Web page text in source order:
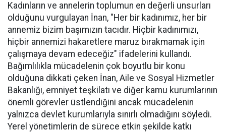
Kadınların ve annelerin toplumun en değerli unsurları
olduğunu vurgulayan İnan, "Her bir kadınımız, her bir
annemiz bizim başımızın tacıdır. Hiçbir kadınımızı,
hiçbir annemizi hakaretlere maruz bırakmamak için
çalışmaya devam edeceğiz" ifadelerini kullandı.
Bağımlılıkla mücadelenin çok boyutlu bir konu
olduğuna dikkati çeken İnan, Aile ve Sosyal Hizmetler
Bakanlığı, emniyet teşkilatı ve diğer kamu kurumlarının
önemli görevler üstlendiğini ancak mücadelenin
yalnızca devlet kurumlarıyla sınırlı olmadığını söyledi.
Yerel yönetimlerin de sürece etkin şekilde katkı